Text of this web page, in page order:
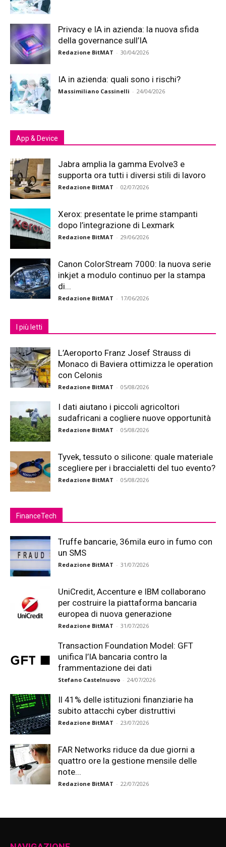
Privacy e IA in azienda: la nuova sfida
della governance sull’IA
Redazione BitMAT - 30/04/2026
IA in azienda: quali sono i rischi?
Massimiliano Cassinelli - 24/04/2026
App & Device
Jabra amplia la gamma Evolve3 e
supporta ora tutti i diversi stili di lavoro
Redazione BitMAT - 02/07/2026
Xerox: presentate le prime stampanti
dopo l’integrazione di Lexmark
Redazione BitMAT - 29/06/2026
Canon ColorStream 7000: la nuova serie
inkjet a modulo continuo per la stampa
di...
Redazione BitMAT - 17/06/2026
I più letti
L’Aeroporto Franz Josef Strauss di
Monaco di Baviera ottimizza le operation
con Celonis
Redazione BitMAT - 05/08/2026
I dati aiutano i piccoli agricoltori
sudafricani a cogliere nuove opportunità
Redazione BitMAT - 05/08/2026
Tyvek, tessuto o silicone: quale materiale
scegliere per i braccialetti del tuo evento?
Redazione BitMAT - 05/08/2026
FinanceTech
Truffe bancarie, 36mila euro in fumo con
un SMS
Redazione BitMAT - 31/07/2026
UniCredit, Accenture e IBM collaborano
per costruire la piattaforma bancaria
europea di nuova generazione
Redazione BitMAT - 31/07/2026
Transaction Foundation Model: GFT
unifica l’IA bancaria contro la
frammentazione dei dati
Stefano Castelnuovo - 24/07/2026
Il 41% delle istituzioni finanziarie ha
subito attacchi cyber distruttivi
Redazione BitMAT - 23/07/2026
FAR Networks riduce da due giorni a
quattro ore la gestione mensile delle
note...
Redazione BitMAT - 22/07/2026